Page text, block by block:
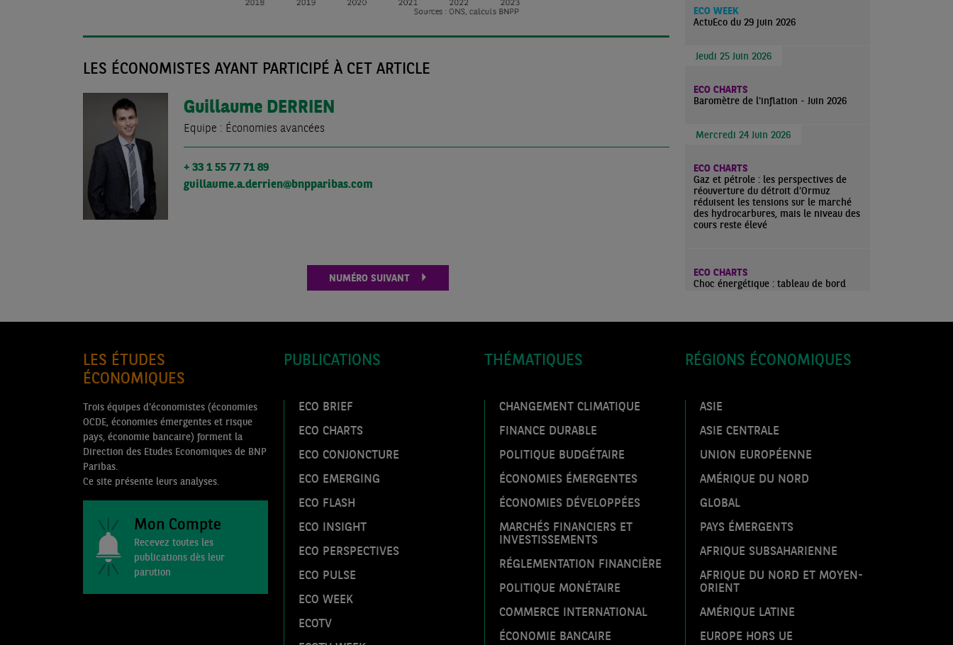
LES ÉCONOMISTES AYANT PARTICIPÉ À CET ARTICLE
Guillaume DERRIEN
Equipe : Économies avancées
+ 33 1 55 77 71 89
guillaume.a.derrien@bnpparibas.com
NUMÉRO SUIVANT
ECO WEEK
ActuEco du 29 juin 2026
Jeudi 25 Juin 2026
ECO CHARTS
Baromètre de l'inflation - Juin 2026
Mercredi 24 Juin 2026
ECO CHARTS
Gaz et pétrole : les perspectives de
réouverture du détroit d’Ormuz
réduisent les tensions sur le marché
des hydrocarbures, mais le niveau des
cours reste élevé
ECO CHARTS
Choc énergétique : tableau de bord
ECO WEEK
ActuEco du 22 juin 2026
ECO WEEK
Unis et l’Iran : à quel point améliore-t-
Mardi 16 Juin 2026
ECO FLASH
Réouverture du détroit d’Ormuz : le
marché du pétrole entre soulagement
et inquiétude persistante
LES ÉTUDES
ÉCONOMIQUES
Trois équipes d’économistes (économies
OCDE, économies émergentes et risque
pays, économie bancaire) forment la
Direction des Etudes Economiques de BNP
Paribas.
Ce site présente leurs analyses.
Mon Compte
Recevez toutes les
publications dès leur
parution
PUBLICATIONS
ECO BRIEF
ECO CHARTS
ECO CONJONCTURE
ECO EMERGING
ECO FLASH
ECO INSIGHT
ECO PERSPECTIVES
ECO PULSE
ECO WEEK
ECOTV
THÉMATIQUES
CHANGEMENT CLIMATIQUE
FINANCE DURABLE
POLITIQUE BUDGÉTAIRE
ÉCONOMIES ÉMERGENTES
ÉCONOMIES DÉVELOPPÉES
MARCHÉS FINANCIERS ET
INVESTISSEMENTS
RÉGLEMENTATION FINANCIÈRE
POLITIQUE MONÉTAIRE
COMMERCE INTERNATIONAL
ÉCONOMIE BANCAIRE
RÉGIONS ÉCONOMIQUES
ASIE
ASIE CENTRALE
UNION EUROPÉENNE
AMÉRIQUE DU NORD
GLOBAL
PAYS ÉMERGENTS
AFRIQUE SUBSAHARIENNE
AFRIQUE DU NORD ET MOYEN-
ORIENT
AMÉRIQUE LATINE
EUROPE HORS UE